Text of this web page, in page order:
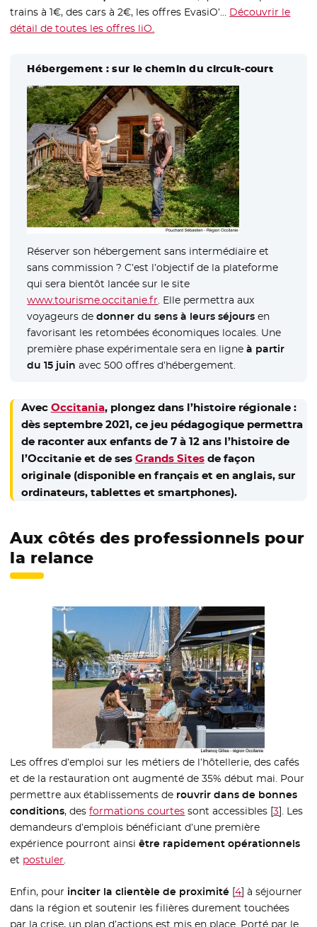
trains à 1€, des cars à 2€, les offres EvasiO’… Découvrir le
détail de toutes les offres liO.
Hébergement : sur le chemin du circuit-court
Réserver son hébergement sans intermédiaire et
sans commission ? C’est l’objectif de la plateforme
qui sera bientôt lancée sur le site
www.tourisme.occitanie.fr- Nouvelle fenêtre
. Elle permettra aux
voyageurs dedonner du sens à leurs séjours en
favorisant les retombées économiques locales. Une
première phase expérimentale sera en ligneà partir
du 15 juin avec 500 offres d’hébergement.
Avec Occitania- Nouvelle fenêtre
, plongez dans l’histoire régionale :
dès septembre 2021, ce jeu pédagogique permettra
de raconter aux enfants de 7 à 12 ans l’histoire de
l’Occitanie et de ses Grands Sites- Nouvelle fenêtre
de façon
originale (disponible en français et en anglais, sur
ordinateurs, tablettes et smartphones).
Aux côtés des professionnels pour
la relance
Les offres d’emploi sur les métiers de l’hôtellerie, des cafés
et de la restauration ont augmenté de 35% début mai. Pour
permettre aux établissements de rouvrir dans de bonnes
conditions, desformations courtes sont accessibles [3]. Les
demandeurs d’emplois bénéficiant d’une première
expérience pourront ainsiêtre rapidement opérationnels
et postuler- Nouvelle fenêtre
.
Enfin, pour inciter la clientèle de proximité [4] à séjourner
dans la région et soutenir les filières durement touchées
par la crise, un plan d’actions est mis en place. Porté par le